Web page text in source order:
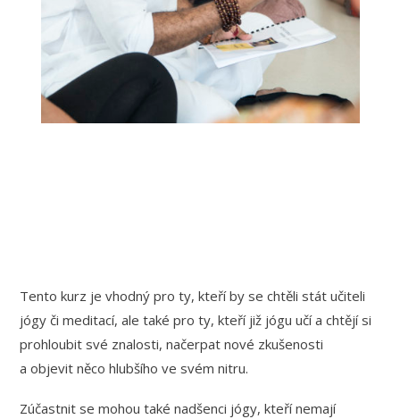
Tento kurz je vhodný pro ty, kteří by se chtěli stát učiteli
jógy či meditací, ale také pro ty, kteří již jógu učí a chtějí si
prohloubit své znalosti, načerpat nové zkušenosti
a objevit něco hlubšího ve svém nitru.
Zúčastnit se mohou také nadšenci jógy, kteří nemají